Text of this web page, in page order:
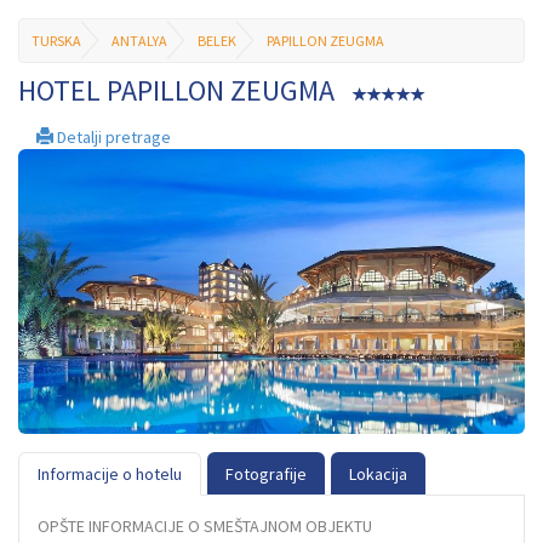
TURSKA ANTALYA BELEK PAPILLON ZEUGMA
HOTEL PAPILLON ZEUGMA
Detalji pretrage
Informacije o hotelu Fotografije Lokacija
OPŠTE INFORMACIJE O SMEŠTAJNOM OBJEKTU